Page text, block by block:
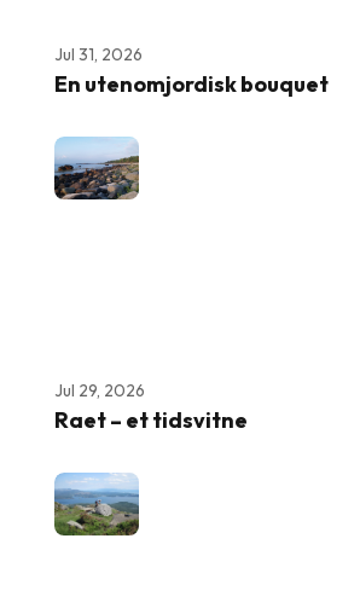
Jul 31, 2026
En utenomjordisk bouquet
Jul 29, 2026
Raet – et tidsvitne